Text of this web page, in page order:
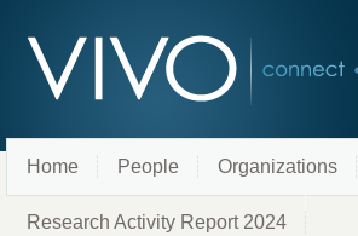
Home People Organizations
Research Activity Report 2024